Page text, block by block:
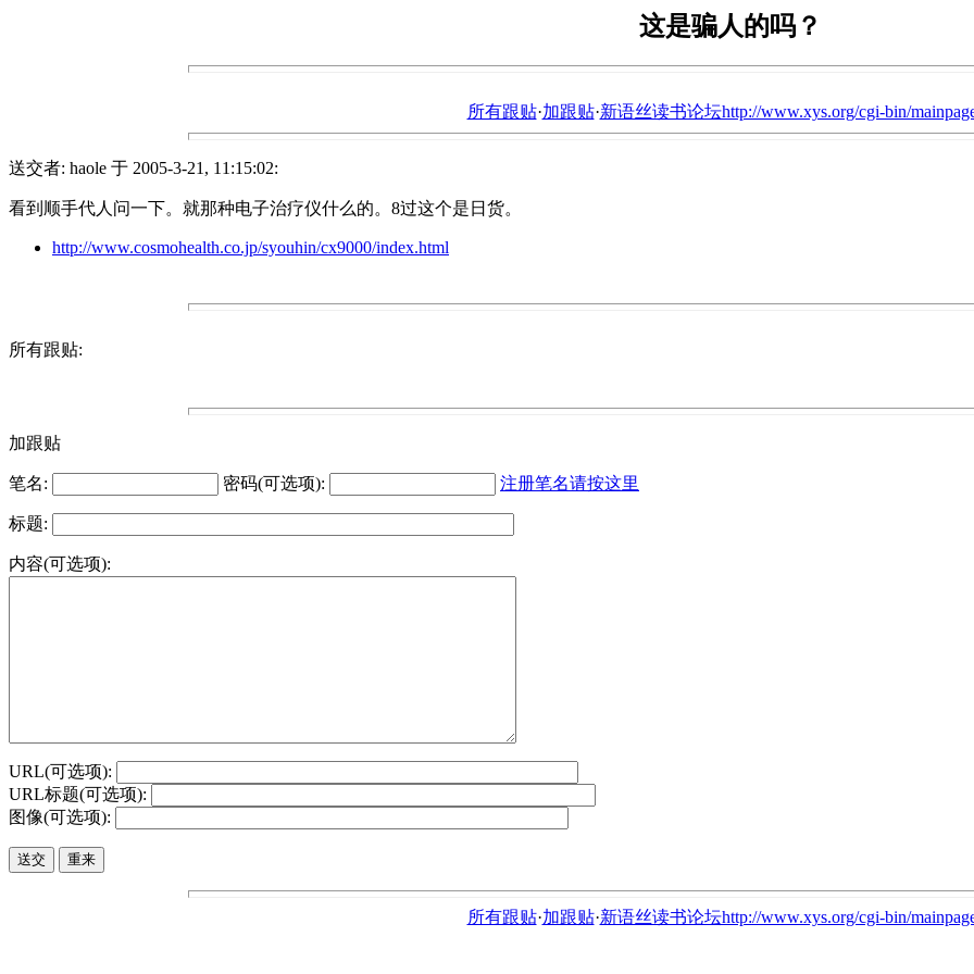
这是骗人的吗？
所有跟贴·加跟贴·新语丝读书论坛http://www.xys.org/cgi-bin/
送交者: haole 于 2005-3-21, 11:15:02:
看到顺手代人问一下。就那种电子治疗仪什么的。8过这个是日货。
http://www.cosmohealth.co.jp/syouhin/cx9000/index.html
所有跟贴:
加跟贴
笔名: 密码(可选项): 注册笔名请按这里
标题:
内容(可选项):
URL(可选项):
URL标题(可选项):
图像(可选项):
所有跟贴·加跟贴·新语丝读书论坛http://www.xys.org/cgi-bin/